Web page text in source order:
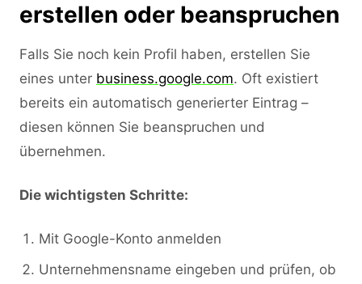
erstellen oder beanspruchen
Falls Sie noch kein Profil haben, erstellen Sie
eines unter business.google.com. Oft existiert
bereits ein automatisch generierter Eintrag –
diesen können Sie beanspruchen und
übernehmen.
Die wichtigsten Schritte:
Mit Google-Konto anmelden
Unternehmensname eingeben und prüfen, ob